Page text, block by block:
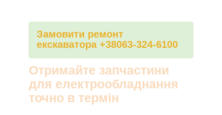
Замовити ремонт
екскаватора +38063-324-6100
Отримайте запчастини
для електрообладнання
точно в термін